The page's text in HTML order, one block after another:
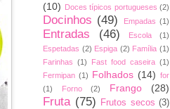
(10) Doces típicos portugueses (2)
Docinhos (49) Empadas (1)
Entradas (46) Escola
(1)
Espetadas (2) Espiga (2) Família (1)
Farinhas (1) Fast food caseira (1)
Fermipan (1) Folhados (14) for
(1)
Forno (2) Frango (28)
Fruta (75) Frutos secos (3)